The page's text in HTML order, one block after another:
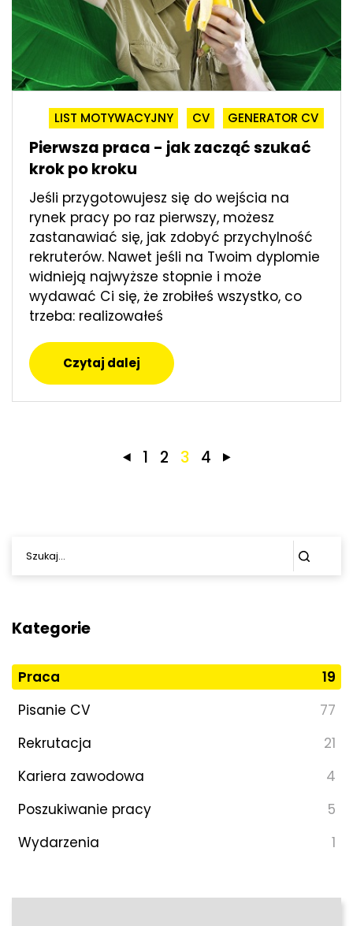
LIST MOTYWACYJNY CV GENERATOR CV
Pierwsza praca - jak zacząć szukać
krok po kroku
Jeśli przygotowujesz się do wejścia na
rynek pracy po raz pierwszy, możesz
zastanawiać się, jak zdobyć przychylność
rekruterów. Nawet jeśli na Twoim dyplomie
widnieją najwyższe stopnie i może
wydawać Ci się, że zrobiłeś wszystko, co
trzeba: realizowałeś
Czytaj dalej
1 2 3 4
Kategorie
Praca
19
Pisanie CV
77
Rekrutacja
21
Kariera zawodowa
4
Poszukiwanie pracy
5
Wydarzenia
1